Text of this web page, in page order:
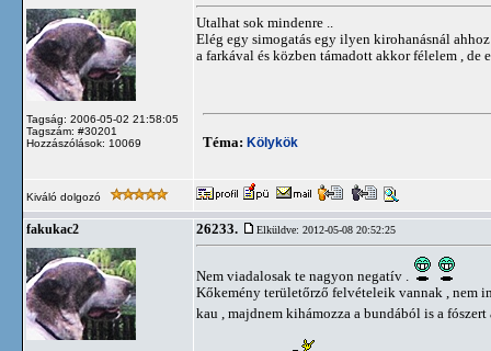
Tagság: 2006-05-02 21:58:05
Tagszám: #30201
Hozzászólások: 10069
Utalhat sok mindenre ..
Elég egy simogatás egy ilyen kirohanásnál
a farkával és közben támadott akkor félelem ,
Téma: Kölykök
Kiváló dolgozó
fakukac2 26233. Elküldve: 2012-05-08 20:52:25
Nem viadalosak te nagyon negatív .
Kőkemény területőrző felvételeik vannak , nem
kau , majdnem kihámozza a bundából is a